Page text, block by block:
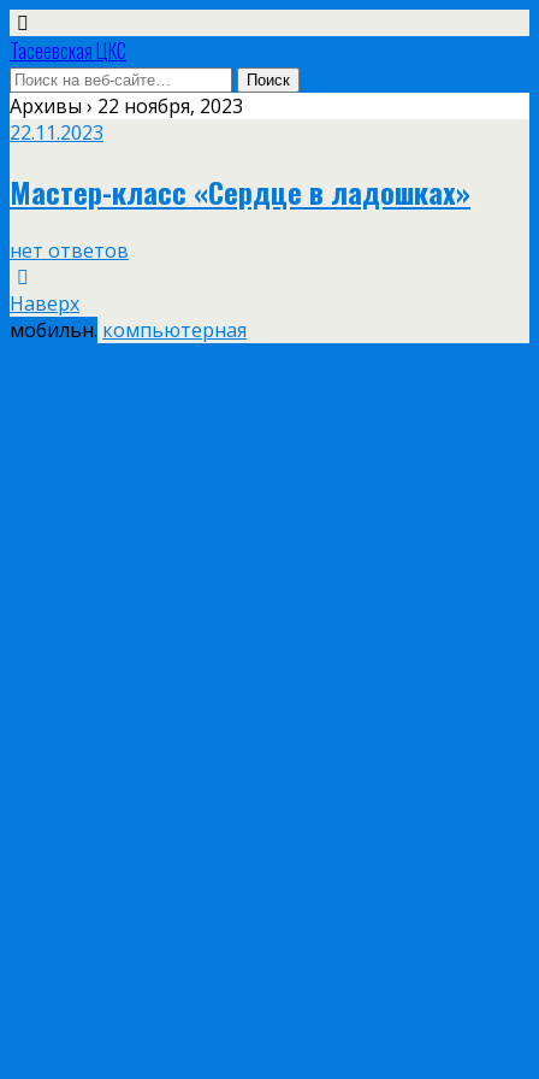
Тасеевская ЦКС
Архивы › 22 ноября, 2023
22.11.2023
Мастер-класс «Сердце в ладошках»
нет ответов
Наверх
мобильн. компьютерная